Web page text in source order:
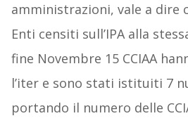
amministrazioni, vale a dire
Enti censiti sull’IPA alla
fine Novembre 15 CCIAA
l’iter e sono stati istituiti 7
portando il numero delle